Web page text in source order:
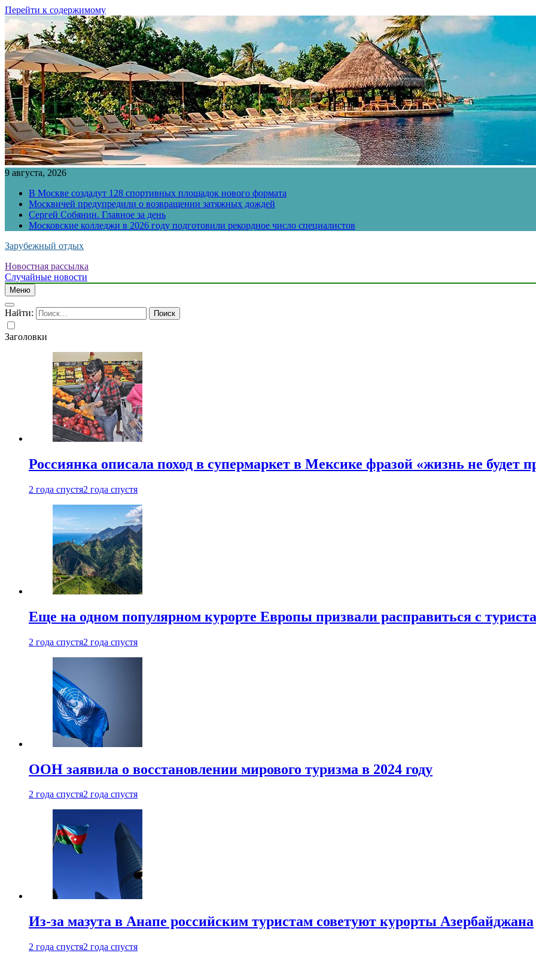
Перейти к содержимому
9 августа, 2026
В Москве создадут 128 спортивных площадок нового формата
Москвичей предупредили о возвращении затяжных дождей
Сергей Собянин. Главное за день
Московские колледжи в 2026 году подготовили рекордное число специалистов
Зарубежный отдых
Новостная рассылка
Случайные новости
Меню
Найти:
Заголовки
Россиянка описала поход в супермаркет в Мексике фразой «жизнь не будет
2 года спустя2 года спустя
Еще на одном популярном курорте Европы призвали расправиться с
2 года спустя2 года спустя
ООН заявила о восстановлении мирового туризма в 2024 году
2 года спустя2 года спустя
Из-за мазута в Анапе российским туристам советуют курорты Азербайджана
2 года спустя2 года спустя